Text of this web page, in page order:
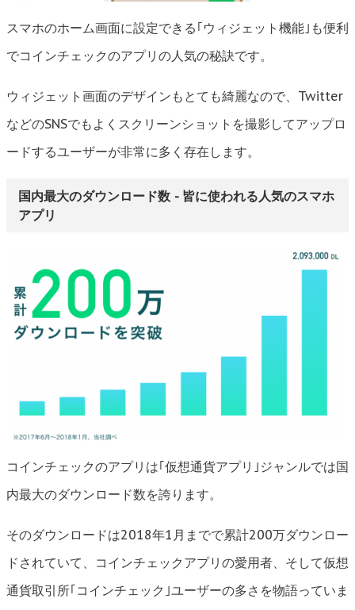
スマホのホーム画面に設定できる｢ウィジェット機能｣も便利
でコインチェックのアプリの人気の秘訣です。
ウィジェット画面のデザインもとても綺麗なので、Twitter
などのSNSでもよくスクリーンショットを撮影してアップロ
ードするユーザーが非常に多く存在します。
国内最大のダウンロード数 - 皆に使われる人気のスマホ
アプリ
コインチェックのアプリは｢仮想通貨アプリ｣ジャンルでは国
内最大のダウンロード数を誇ります。
そのダウンロードは2018年1月までで累計200万ダウンロー
ドされていて、コインチェックアプリの愛用者、そして仮想
通貨取引所｢コインチェック｣ユーザーの多さを物語っていま